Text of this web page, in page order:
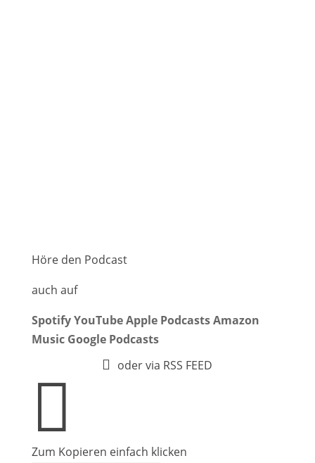
Höre den Podcast
auch auf
SpotifyYouTubeApple PodcastsAmazon
Music Google Podcasts
 oder via RSS FEED

Zum Kopieren einfach klicken